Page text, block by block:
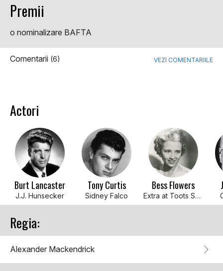
Premii
o nominalizare BAFTA
Comentarii (6) VEZI COMENTARIILE
Actori
Burt Lancaster
J.J. Hunsecker
Tony Curtis
Sidney Falco
Bess Flowers
Extra at Toots Shor's
Regia:
Alexander Mackendrick